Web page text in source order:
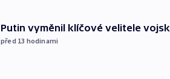
Putin vyměnil klíčové velitele vojsk
před 13 hodinami